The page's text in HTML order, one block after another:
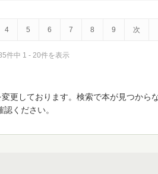
4 5 6 7 8 9 次
件中 1 - 20件を表示
更しております。検索で本が見つから
認ください。